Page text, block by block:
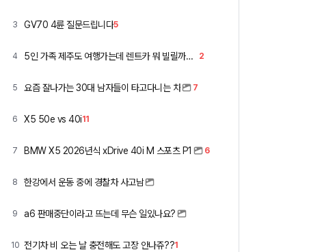
3 GV70 4륜 질문드립니다5
4 5인 가족 제주도 여행가는데 렌트카 뭐 빌릴까요 ㅎ 2
5 요즘 잘나가는 30대 남자들이 타고다니는 차 7
6 X5 50e vs 40i11
7 BMW X5 2026년식 xDrive 40i M 스포츠 P1 6
8 한강에서 운동 중에 경찰차 사고남
9 a6 판매중단이라고 뜨는데 무슨 일있나요?
10 전기차 비 오는 날 충전해도 고장 안나쥬??1